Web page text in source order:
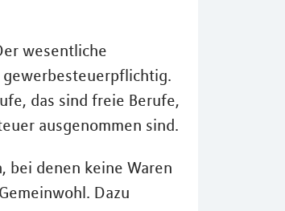
wesentliche
gewerbesteuerpflichtig.
das sind freie Berufe,
ausgenommen sind.
bei denen keine Waren
Dazu